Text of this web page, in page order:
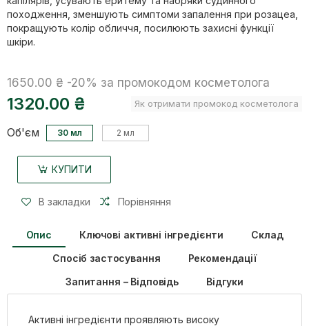
походження, зменшують симптоми запалення при розацеа,
покращують колір обличчя, посилюють захисні функції
шкіри.
1650.00 ₴ -20% за промокодом косметолога
1320.00 ₴ Як отримати промокод косметолога
Об'єм 30 мл 2 мл
КУПИТИ
В закладки Порівняння
Опис Ключові активні інгредієнти
Склад
Спосіб застосування
Рекомендації
Запитання – Відповідь
Відгуки
Активні інгредієнти проявляють високу